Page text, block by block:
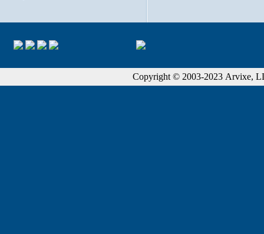
Copyright © 2003-2023 Arvixe,